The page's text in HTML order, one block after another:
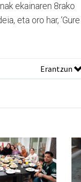
ekainaren 8rako
eta oro har, ‘Gure
Erantzun